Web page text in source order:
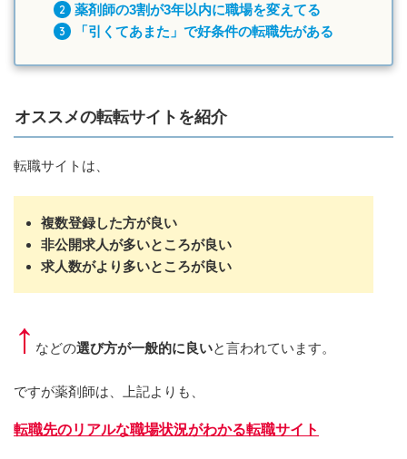
薬剤師の3割が3年以内に職場を変えてる
「引くてあまた」で好条件の転職先がある
オススメの転転サイトを紹介
転職サイトは、
複数登録した方が良い
非公開求人が多いところが良い
求人数がより多いところが良い
↑ などの選び方が一般的に良いと言われています。
ですが薬剤師は、上記よりも、
転職先のリアルな職場状況がわかる転職サイト